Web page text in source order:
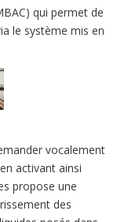
qui permet de
le système mis en
vocalement
activant ainsi
propose une
des